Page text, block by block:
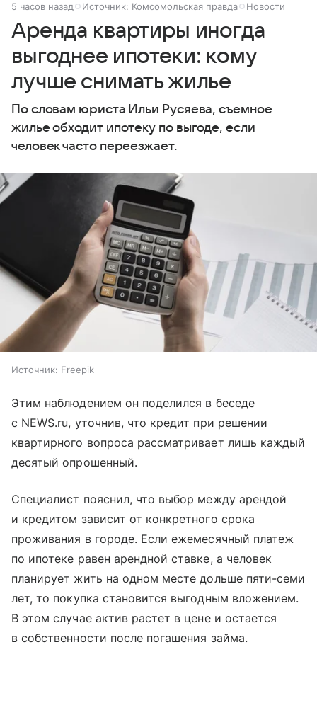
5 часов назад Источник: Комсомольская правда Новости
Аренда квартиры иногда
выгоднее ипотеки: кому
лучше снимать жилье
По словам юриста Ильи Русяева, съемное
жилье обходит ипотеку по выгоде, если
человек часто переезжает.
Источник: Freepik
Этим наблюдением он поделился в беседе
с NEWS.ru, уточнив, что кредит при решении
квартирного вопроса рассматривает лишь каждый
десятый опрошенный.
Специалист пояснил, что выбор между арендой
и кредитом зависит от конкретного срока
проживания в городе. Если ежемесячный платеж
по ипотеке равен арендной ставке, а человек
планирует жить на одном месте дольше пяти-семи
лет, то покупка становится выгодным вложением.
В этом случае актив растет в цене и остается
в собственности после погашения займа.